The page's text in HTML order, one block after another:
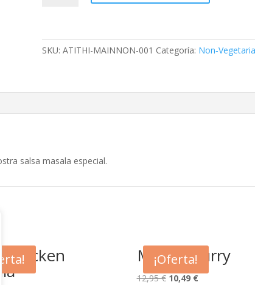
SKU:ATITHI-MAINNON-001 Categoría:
salsa masala especial.
Chicken ¡Oferta!
Murgh Curry
12,95€El
10,49 €El